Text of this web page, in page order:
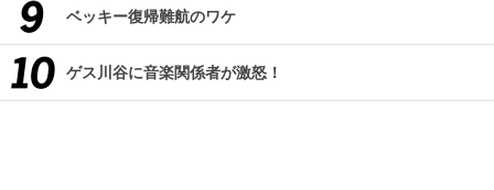
ベッキー復帰難航のワケ
ゲス川谷に音楽関係者が激怒！